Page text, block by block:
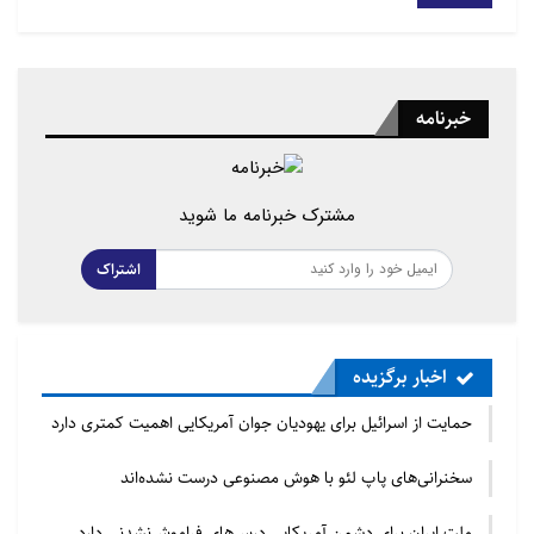
خود را از دست داده و برخی دیگر به کلی دچار زوال
در قزاقستان، مراقبت‌های پزشکی برای بازماندگان اردوگاه
ضعیف است. اکثر قربانیان به سختی می‌توانند به پزشک
خانواده مراجعه کنند. یک متخصص غدد در یک بیمارستان
معاینه کرده، متوجه مشکلات ناباروری مکرر در بین بیماران
خود شده است.
خبرنامه
مشترک خبرنامه ما شوید
اشتراک
اخبار برگزیده
حمایت از اسرائیل برای یهودیان جوان آمریکایی اهمیت کمتری دارد
سخنرانی‌های پاپ لئو با هوش مصنوعی درست نشده‌اند